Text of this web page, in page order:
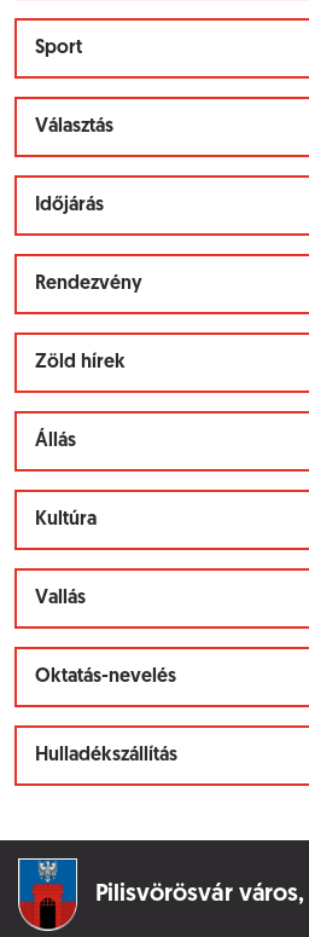
Sport
Választás
Időjárás
Rendezvény
Zöld hírek
Állás
Kultúra
Vallás
Oktatás-nevelés
Hulladékszállítás
Pilisvörösvár város,